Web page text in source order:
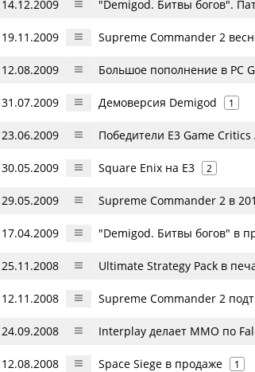
14.12.2009 "Demigod. Битвы богов".
19.11.2009 Supreme Commander 2
12.08.2009 Большое пополнение в PC
31.07.2009 Демоверсия Demigod 1
23.06.2009 Победители E3 Game Critics
30.05.2009 Square Enix на Е3 2
29.05.2009 Supreme Commander 2 в
17.04.2009 "Demigod. Битвы богов" в
25.11.2008 Ultimate Strategy Pack в
12.11.2008 Supreme Commander 2
24.09.2008 Interplay делает ММО по
12.08.2008 Space Siege в продаже 1